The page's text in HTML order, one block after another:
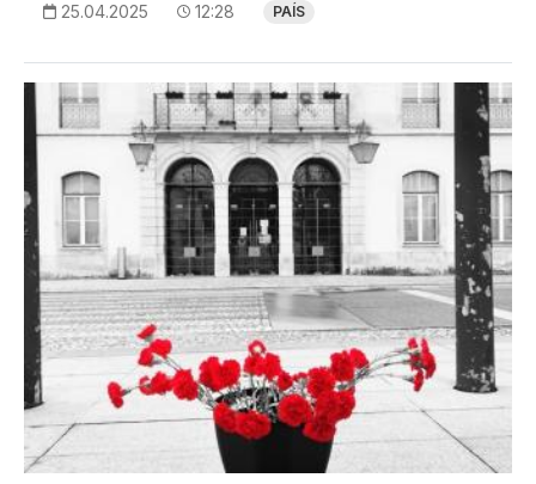
25.04.2025 12:28 PAÍS
Imagem